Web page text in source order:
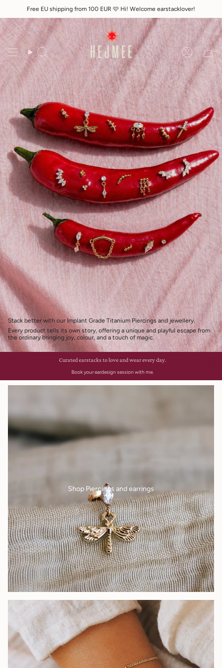
content
Free EU shipping from 100 EUR 🩷 Hi! Welcome earstacklover!
Search
Stack better with our Implant Grade Titanium Piercings and jewellery.
Every product tells its own story, offering a unique and playful escape from
the ordinary bringing joy, colour, and a touch of magic.
Curated earstacks to love and wear every day.
Book your eardesign session with me.
Shop Piercings and earrings